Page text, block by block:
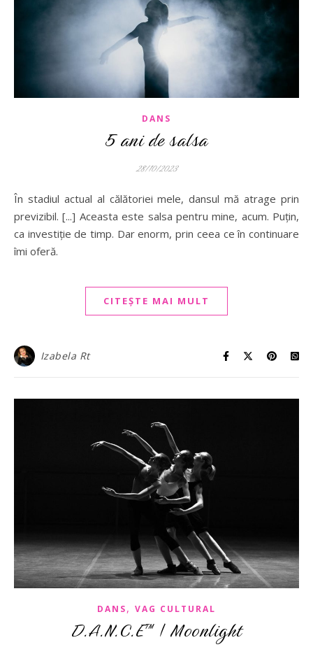
DANS
5 ani de salsa
28/10/2023
În stadiul actual al călătoriei mele, dansul mă atrage prin
previzibil. [...] Aceasta este salsa pentru mine, acum. Puțin,
ca investiție de timp. Dar enorm, prin ceea ce în continuare
îmi oferă.
CITEȘTE MAI MULT
Izabela Rt
DANS, VAG CULTURAL
D.A.N.C.E™ | Moonlight